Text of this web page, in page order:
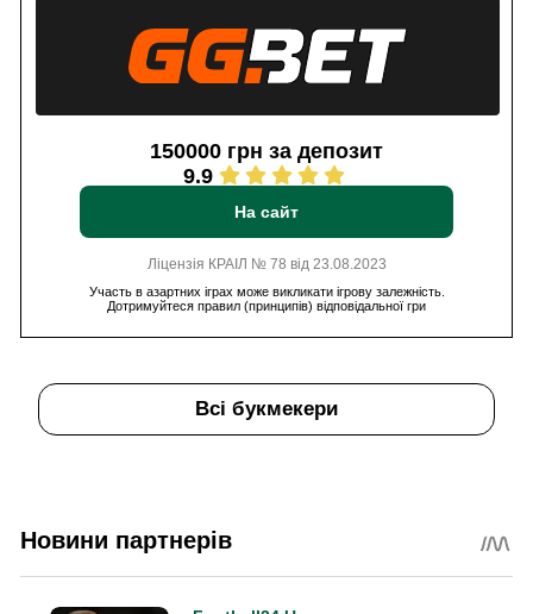
150000 грн за депозит
9.9
На сайт
Ліцензія КРАІЛ № 78 від 23.08.2023
Участь в азартних іграх може викликати ігрову залежність.
Дотримуйтеся правил (принципів) відповідальної гри
Всі букмекери